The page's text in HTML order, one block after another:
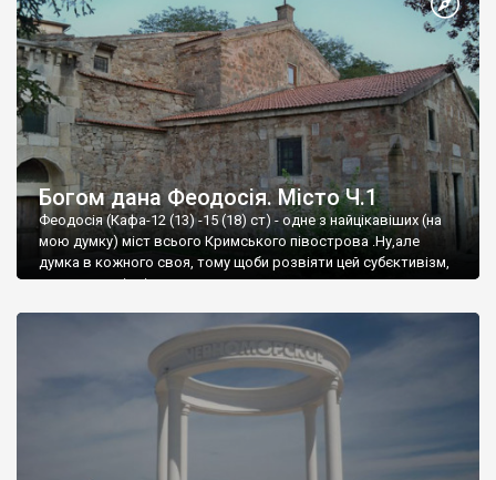
Богом дана Феодосія. Місто Ч.1
Феодосія (Кафа-12 (13) -15 (18) ст) - одне з найцікавіших (на
мою думку) міст всього Кримського півострова .Ну,але
думка в кожного своя, тому щоби розвіяти цей субєктивізм,
запрошую відвідати це